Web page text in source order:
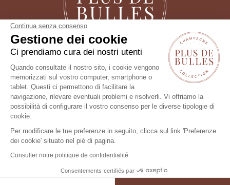
118,95 € In stock
Seguici !
Continua senza consenso
Gestione dei cookie
Ci prendiamo cura dei nostri utenti
Quando consultate il nostro sito, i cookie vengono
memorizzati sul vostro computer, smartphone o
tablet. Questi ci permettono di facilitare la
navigazione, rilevare eventuali problemi e risolverli. Vi offriamo la
possibilità di configurare il vostro consenso per le diverse tipologie di
cookie.
Per modificare le tue preferenze in seguito, clicca sul link 'Preferenze
dei cookie' situato nel piè di pagina.
Consulter notre politique de confidentialité
Consentements certifiés par